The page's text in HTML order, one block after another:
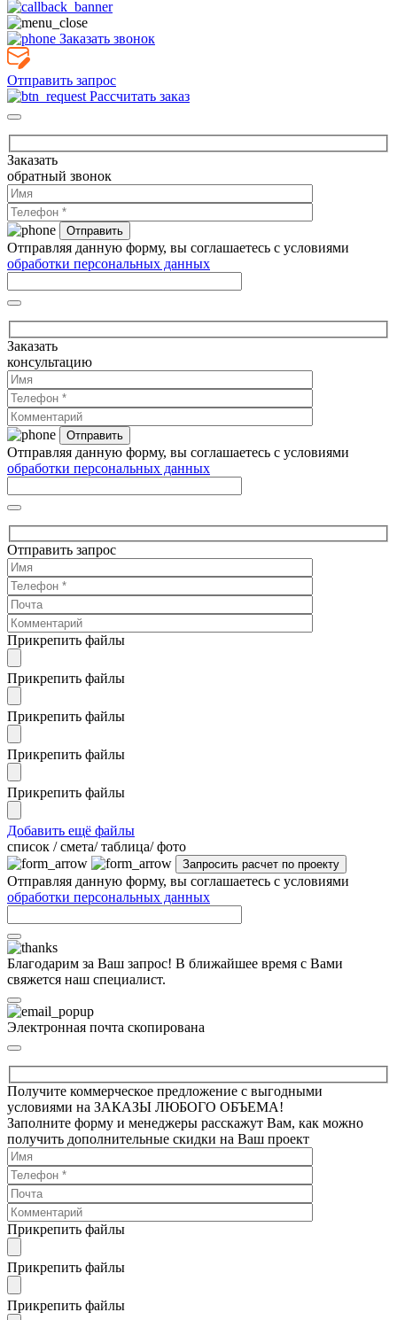
Заказать звонок
Отправить запрос
Рассчитать заказ
Заказать
обратный звонок
Отправляя данную форму, вы соглашаетесь с условиями
обработки персональных данных
Заказать
консультацию
Отправляя данную форму, вы соглашаетесь с условиями
обработки персональных данных
Отправить запрос
Прикрепить файлы
Прикрепить файлы
Прикрепить файлы
Прикрепить файлы
Прикрепить файлы
Добавить ещё файлы
cписок / смета/ таблица/ фото
Отправляя данную форму, вы соглашаетесь с условиями
обработки персональных данных
Благодарим за Ваш запрос! В ближайшее время с Вами
свяжется наш специалист.
Электронная почта скопирована
Получите коммерческое предложение с выгодными
условиями на ЗАКАЗЫ ЛЮБОГО ОБЪЕМА!
Заполните форму и менеджеры расскажут Вам, как можно
получить дополнительные скидки на Ваш проект
Прикрепить файлы
Прикрепить файлы
Прикрепить файлы